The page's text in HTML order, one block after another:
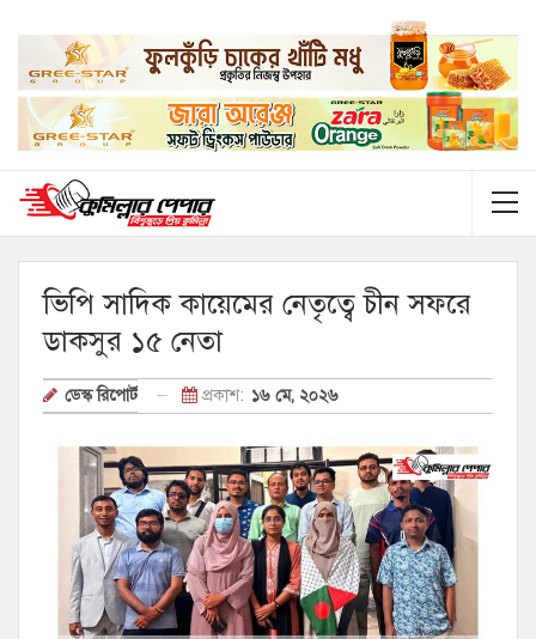
ভিপি সাদিক কায়েমের নেতৃত্বে চীন সফরে
ডাকসুর ১৫ নেতা
ডেস্ক রিপোর্ট প্রকাশ: ১৬ মে, ২০২৬